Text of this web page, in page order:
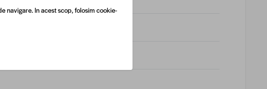
navigare. In acest scop, folosim cookie-